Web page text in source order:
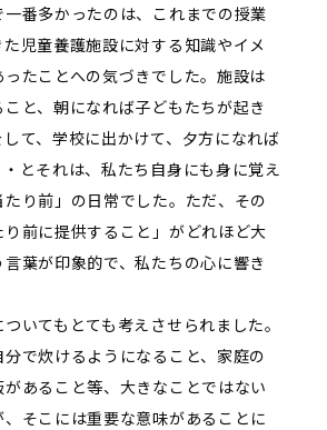
番多かったのは、これまでの授業
児童養護施設に対する知識やイメ
たことへの気づきでした。施設は
と、朝になれば子どもたちが起き
て、学校に出かけて、夕方になれば
とそれは、私たち自身にも身に覚え
り前」の日常でした。ただ、その
り前に提供すること」がどれほど大
葉が印象的で、私たちの心に響き
いてもとても考えさせられました。
で炊けるようになること、家庭の
あること等、大きなことではない
そこには重要な意味があることに